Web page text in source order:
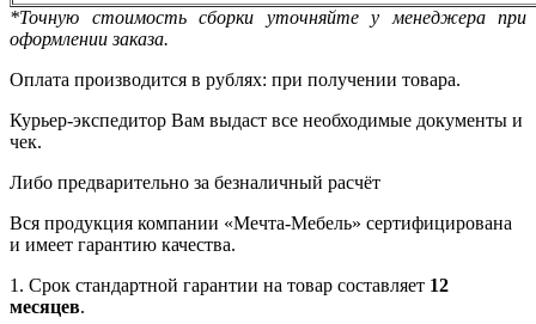
*Точную стоимость сборки уточняйте у менеджера при
оформлении заказа.
Оплата производится в рублях: при получении товара.
Курьер-экспедитор Вам выдаст все необходимые документы и
чек.
Либо предварительно за безналичный расчёт
Вся продукция компании «Мечта-Мебель» сертифицирована
и имеет гарантию качества.
1. Срок стандартной гарантии на товар составляет 12
месяцев.